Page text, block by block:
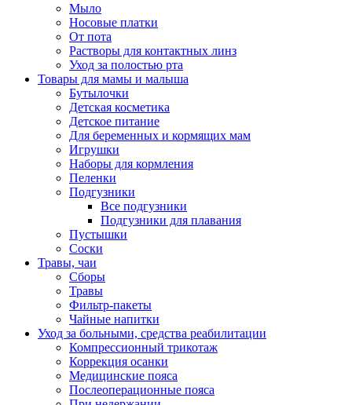
Мыло
Носовые платки
От пота
Растворы для контактных линз
Уход за полостью рта
Товары для мамы и малыша
Бутылочки
Детская косметика
Детское питание
Для беременных и кормящих мам
Игрушки
Наборы для кормления
Пеленки
Подгузники
Все подгузники
Подгузники для плавания
Пустышки
Соски
Травы, чаи
Сборы
Травы
Фильтр-пакеты
Чайные напитки
Уход за больными, средства реабилитации
Компрессионный трикотаж
Коррекция осанки
Медицинские пояса
Послеоперационные пояса